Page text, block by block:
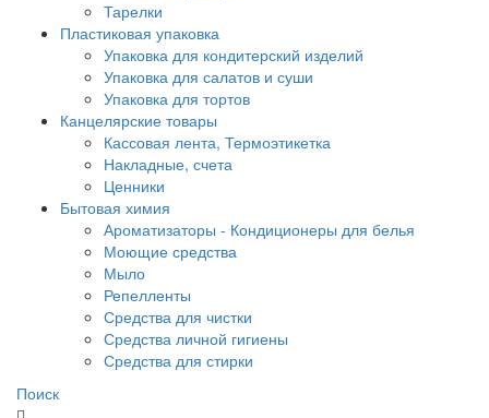
Тарелки
Пластиковая упаковка
Упаковка для кондитерский изделий
Упаковка для салатов и суши
Упаковка для тортов
Канцелярские товары
Кассовая лента, Термоэтикетка
Накладные, счета
Ценники
Бытовая химия
Ароматизаторы - Кондиционеры для белья
Моющие средства
Мыло
Репелленты
Средства для чистки
Средства личной гигиены
Средства для стирки
Поиск